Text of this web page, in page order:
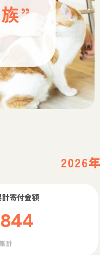
”
2026
寄付金額
計